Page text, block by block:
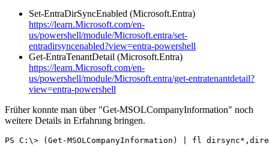
Set-EntraDirSyncEnabled (Microsoft.Entra)
https://learn.Microsoft.com/en-
us/powershell/module/Microsoft.entra/set-
entradirsyncenabled?view=entra-powershell
Get-EntraTenantDetail (Microsoft.Entra)
https://learn.Microsoft.com/en-
us/powershell/module/Microsoft.entra/get-entratenantdetail?
view=entra-powershell
Früher konnte man über "Get-MSOLCompanyInformation" noch
weitere Details in Erfahrung bringen.
PS C:\> (Get-MSOLCompanyInformation) | fl